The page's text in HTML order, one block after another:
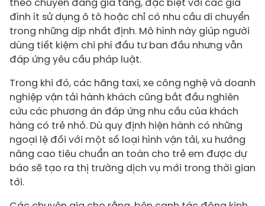
theo chuyến đang gia tăng, đặc biệt với các gia
đình ít sử dụng ô tô hoặc chỉ có nhu cầu di chuyển
trong những dịp nhất định. Mô hình này giúp người
dùng tiết kiệm chi phí đầu tư ban đầu nhưng vẫn
đáp ứng yêu cầu pháp luật.
Trong khi đó, các hãng taxi, xe công nghệ và doanh
nghiệp vận tải hành khách cũng bắt đầu nghiên
cứu các phương án đáp ứng nhu cầu của khách
hàng có trẻ nhỏ. Dù quy định hiện hành có những
ngoại lệ đối với một số loại hình vận tải, xu hướng
nâng cao tiêu chuẩn an toàn cho trẻ em được dự
báo sẽ tạo ra thị trường dịch vụ mới trong thời gian
tới.